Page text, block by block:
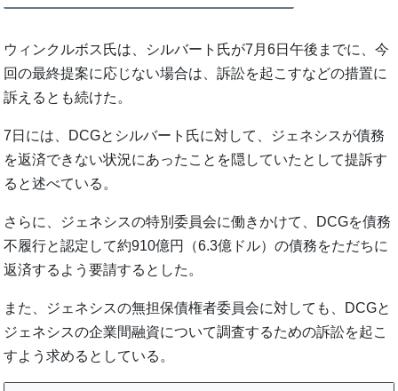
ウィンクルボス氏は、シルバート氏が7月6日午後までに、今
回の最終提案に応じない場合は、訴訟を起こすなどの措置に
訴えるとも続けた。
7日には、DCGとシルバート氏に対して、ジェネシスが債務
を返済できない状況にあったことを隠していたとして提訴す
ると述べている。
さらに、ジェネシスの特別委員会に働きかけて、DCGを債務
不履行と認定して約910億円（6.3億ドル）の債務をただちに
返済するよう要請するとした。
また、ジェネシスの無担保債権者委員会に対しても、DCGと
ジェネシスの企業間融資について調査するための訴訟を起こ
すよう求めるとしている。